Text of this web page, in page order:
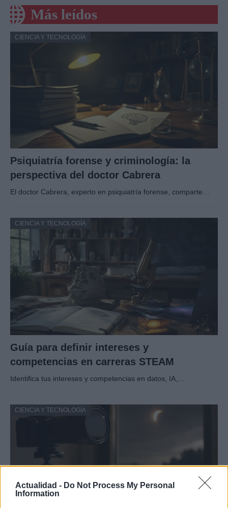
Actualidad - Do Not Process My Personal
Information
Más leídos
CIENCIA Y TECNOLOGÍA
Psiquiatría forense y criminología: la
perspectiva del doctor Cabrera
El doctor Cabrera, experto en psiquiatría forense, comparte…
CIENCIA Y TECNOLOGÍA
Guía para definir intereses y
competencias en carreras STEAM
Identifica tus intereses y competencias en datos, IA,…
CIENCIA Y TECNOLOGÍA